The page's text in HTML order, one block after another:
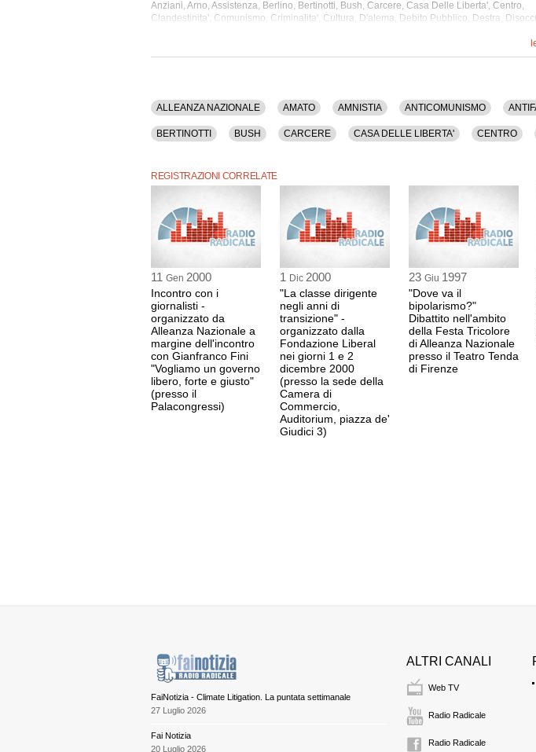
Anziani, Arno, Assistenza, Berlino, Bertinotti, Bush, Carcere, Casa Delle Liberta', Centro,
Clandestinita', Comunismo, Criminalita', Cultura, D'alema, Debito Pubblico, Destra,
Paolo Ii, Globalizzazione, Governo, Immigrazione, Impresa, Indulto, Industria,
Istituzioni, Italia, Lavoro, Lazio, Lega Nord, Libro, Licenziamento, Magistratura, Maltempo,
Unione Europea, Universita', Urss, Voto.
La registrazione audio ha una durata di 1 ora e 10 minuti.
ALLEANZA NAZIONALE AMATO AMNISTIA ANTICOMUNISMO
BERTINOTTI BUSH CARCERE CASA DELLE LIBERTA' CENTRO
FEDERALISMO FINANZIARIA FIRENZE FISCO GIOVANNI PAOLO II
INDULTO INDUSTRIA INFRASTRUTTURE ISTITUZIONI
LICENZIAMENTO MAGISTRATURA MALTEMPO MEZZOGIORNO
SESSUALITA' SICUREZZA SINDACATO SINISTRA SOCIETA'
TOSCANA UNGHERIA UNIONE EUROPEA
REGISTRAZIONI CORRELATE
11 Gen 2000
Incontro con i
giornalisti -
organizzato da
Alleanza Nazionale a
margine dell'incontro
con Gianfranco Fini
"Vogliamo un governo
libero, forte e giusto"
(presso il
Palacongressi)
1 Dic 2000
"La classe dirigente
negli anni di
transizione" -
organizzato dalla
Fondazione Liberal
nei giorni 1 e 2
dicembre 2000
(presso la sede della
Camera di
Commercio,
Auditorium, piazza de'
Giudici 3)
23 Giu 1997
"Dove va il
bipolarismo?"
Dibattito nell'ambito
della Festa Tricolore
di Alleanza Nazionale
presso il Teatro Tenda
di Firenze
FaiNotizia - Climate Litigation. La puntata settimanale
27 Luglio 2026
Fai Notizia
20 Luglio 2026
ALTRI CANALI
Web TV
Radio Radicale
Radio Radicale